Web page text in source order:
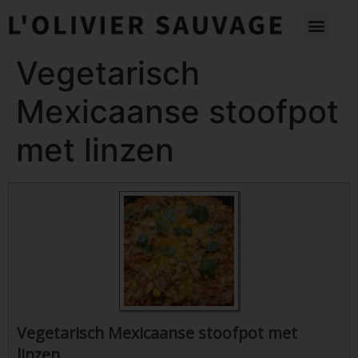
Vegetarisch
Mexicaanse stoofpot
met linzen
Vegetarisch Mexicaanse stoofpot met